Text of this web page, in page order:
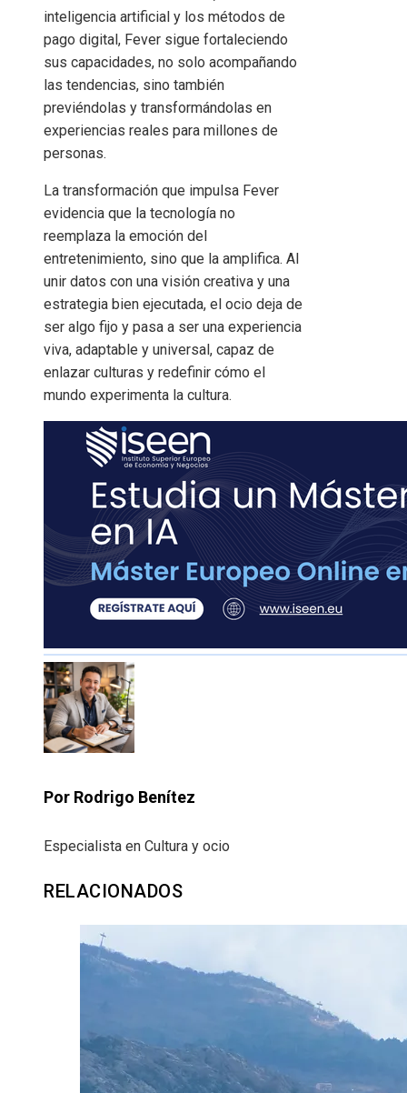
inteligencia artificial y los métodos de
pago digital, Fever sigue fortaleciendo
sus capacidades, no solo acompañando
las tendencias, sino también
previéndolas y transformándolas en
experiencias reales para millones de
personas.
La transformación que impulsa Fever
evidencia que la tecnología no
reemplaza la emoción del
entretenimiento, sino que la amplifica. Al
unir datos con una visión creativa y una
estrategia bien ejecutada, el ocio deja de
ser algo fijo y pasa a ser una experiencia
viva, adaptable y universal, capaz de
enlazar culturas y redefinir cómo el
mundo experimenta la cultura.
Por Rodrigo Benítez
Especialista en Cultura y ocio
RELACIONADOS